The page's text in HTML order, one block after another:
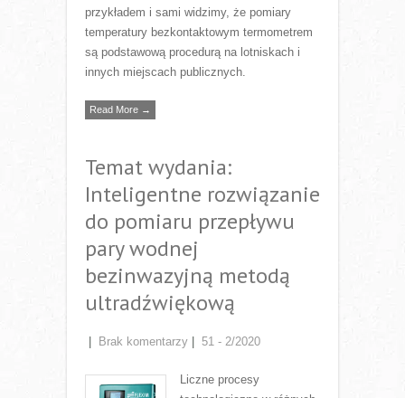
przykładem i sami widzimy, że pomiary
temperatury bezkontaktowym termometrem
są podstawową procedurą na lotniskach i
innych miejscach publicznych.
Read More →
Temat wydania:
Inteligentne rozwiązanie
do pomiaru przepływu
pary wodnej
bezinwazyjną metodą
ultradźwiękową
Brak komentarzy 51 - 2/2020
Liczne procesy